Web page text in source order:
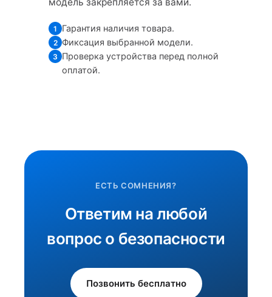
1 Гарантия наличия товара.
2 Фиксация выбранной модели.
3 Проверка устройства перед полной
оплатой.
ЕСТЬ СОМНЕНИЯ?
Ответим на любой
вопрос о безопасности
Позвонить бесплатно